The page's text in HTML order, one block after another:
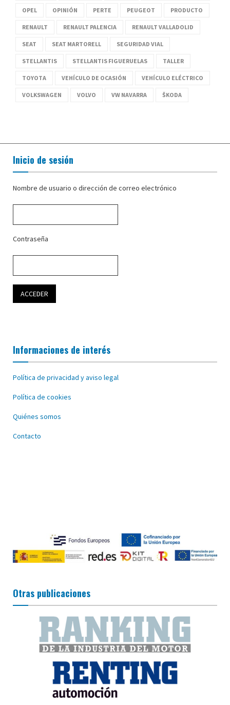
OPEL OPINIÓN PERTE PEUGEOT PRODUCTO
RENAULT RENAULT PALENCIA RENAULT VALLADOLID
SEAT SEAT MARTORELL SEGURIDAD VIAL
STELLANTIS STELLANTIS FIGUERUELAS TALLER
TOYOTA VEHÍCULO DE OCASIÓN VEHÍCULO ELÉCTRICO
VOLKSWAGEN VOLVO VW NAVARRA ŠKODA
Inicio de sesión
Nombre de usuario o dirección de correo electrónico
Contraseña
Informaciones de interés
Política de privacidad y aviso legal
Política de cookies
Quiénes somos
Contacto
Otras publicaciones